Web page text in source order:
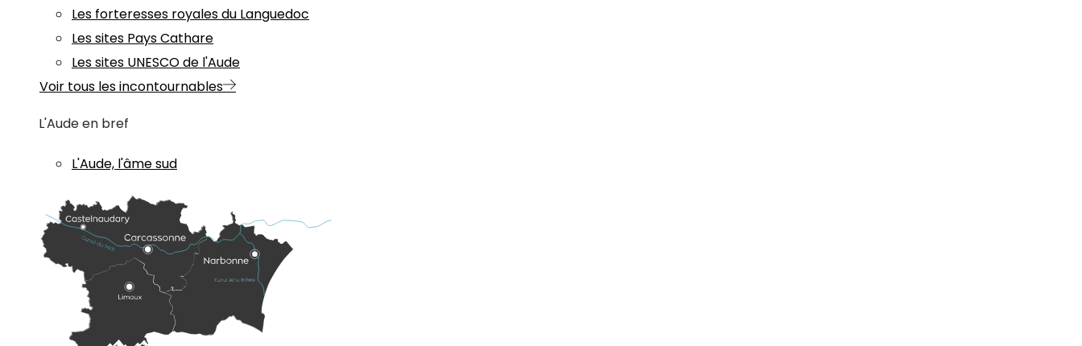
Les forteresses royales du Languedoc
Les sites Pays Cathare
Les sites UNESCO de l'Aude
Voir tous les incontournables
L'Aude en bref
L'Aude, l'âme sud